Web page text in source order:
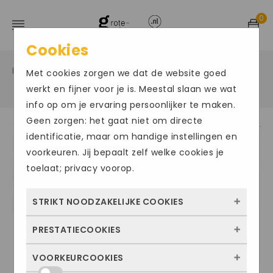
0
Home / Grote maten herenschoenen / Veter sportief
ACTIE
Cookies
Met cookies zorgen we dat de website goed
werkt en fijner voor je is. Meestal slaan we wat
info op om je ervaring persoonlijker te maken.
Geen zorgen: het gaat niet om directe
identificatie, maar om handige instellingen en
voorkeuren. Jij bepaalt zelf welke cookies je
toelaat; privacy voorop.
STRIKT NOODZAKELIJKE COOKIES
Deze cookies zorgen ervoor dat de website
kunnen niet worden uitgezet. Meestal
PRESTATIECOOKIES
Met deze cookies zien we hoe vaak onze
VOORKEURCOOKIES